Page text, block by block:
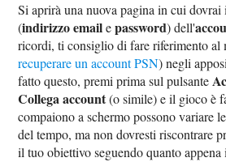
Si aprirà una nuova pagina in cui
(indirizzo emailepassword) dell'
ricordi, ti consiglio di fare riferimento
recuperare un account PSN) negli
fatto questo, premi prima sul pulsante
Collega account(o simile) e il gioco è
compaiono a schermo possono variare
del tempo, ma non dovresti riscontrare
il tuo obiettivo seguendo quanto appena